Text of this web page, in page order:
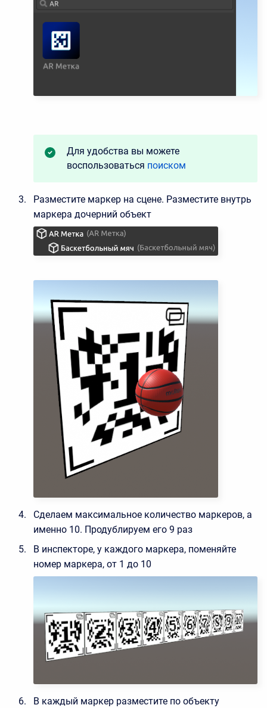
Для удобства вы можете
воспользоваться поиском
Разместите маркер на сцене. Разместите внутрь
маркера дочерний объект
Сделаем максимальное количество маркеров, а
именно 10. Продублируем его 9 раз
В инспекторе, у каждого маркера, поменяйте
номер маркера, от 1 до 10
В каждый маркер разместите по объекту